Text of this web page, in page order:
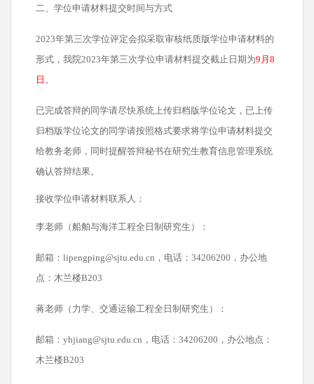
二、学位申请材料提交时间与方式
2023年第三次学位评定会拟采取审核纸质版学位申请材料的
形式， 我院2023年第三次学位申请材料提交截止日期为9 月8
日 。
已完成答辩的同学请尽快系统上传归档版学位论文，已上传
归档版学位论文的同学请按照格式要求将学位申请材料提交
给教务老师，同时提醒答辩秘书在研究生教育信息管理系统
确认答辩结果。
接收学位申请材料联系人：
李老师（船舶与海洋工程全日制研究生）：
邮箱：lipengping@sjtu.edu.cn，电话：34206200，办公地
点：木兰楼B203
蒋老师（力学、交通运输工程全日制研究生）：
邮箱：yhjiang@sjtu.edu.cn，电话：34206200，办公地点：
木兰楼B203